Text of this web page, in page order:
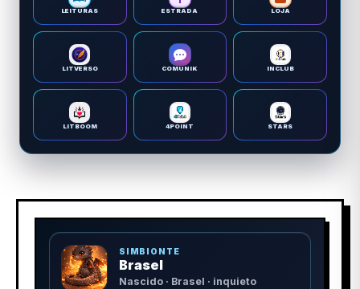
LEITURAS ESTRADA LOJA
LITVERSO COMUNIK INCLUB
LITBOOM 4POINT STARS
SIMBIONTE
Brasel
Nascido · Brasel · inquieto